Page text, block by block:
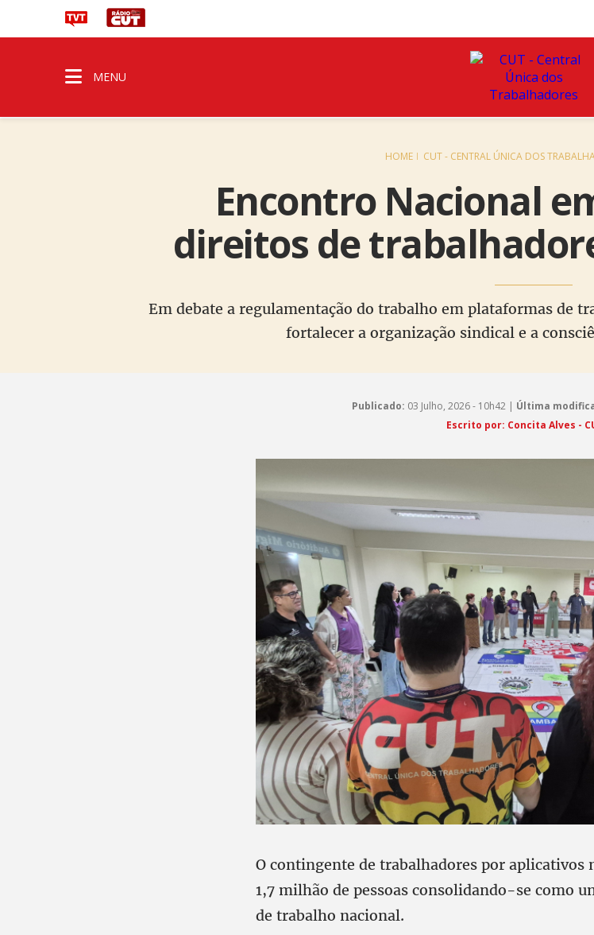
MENU
HOME CUT - CENTRAL ÚNICA DOS
Encontro Nacional
direitos de
Em debate a regulamentação do trabalho em plataformas de
fortalecer a organização sindical e a
Publicado: 03 Julho, 2026 - 10h42 | Última
Escrito por: Concita Alves -
O contingente de trabalhadores por aplicativos
1,7 milhão de pessoas consolidando-se como
de trabalho nacional.